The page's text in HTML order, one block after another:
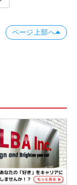
ページ上部へ